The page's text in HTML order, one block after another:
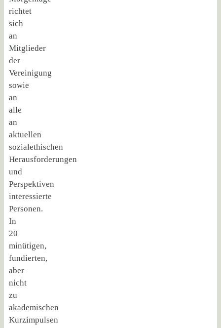
richtet
sich
an
Mitglieder
der
Vereinigung
sowie
an
alle
an
aktuellen
sozialethischen
Herausforderungen
und
Perspektiven
interessierte
Personen.
In
20
minütigen,
fundierten,
aber
nicht
zu
akademischen
Kurzimpulsen